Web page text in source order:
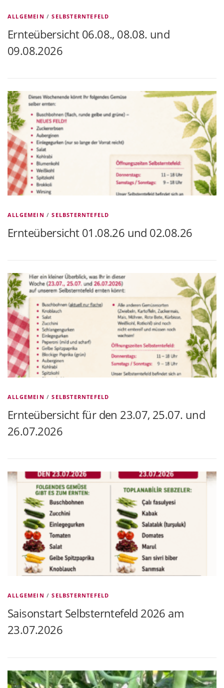
ALLGEMEIN /SELBSTERNTEFELD
Ernteübersicht 06.08., 08.08. und
09.08.2026
ALLGEMEIN /SELBSTERNTEFELD
Ernteübersicht 01.08.26 und 02.08.26
ALLGEMEIN /SELBSTERNTEFELD
Ernteübersicht für den 23.07, 25.07. und
26.07.2026
ALLGEMEIN /SELBSTERNTEFELD
Saisonstart Selbsterntefeld 2026 am
23.07.2026